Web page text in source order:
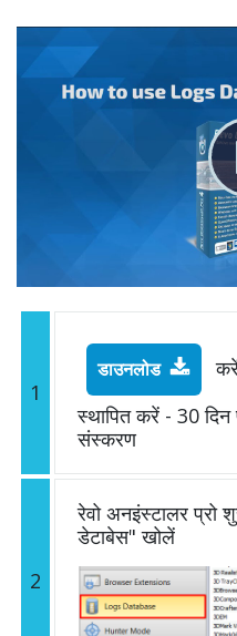
1
डाउनलोड
स्थापित करें - 30 दिन
संस्करण
2
रेवो अनइंस्टालर
डेटाबेस" खोलें